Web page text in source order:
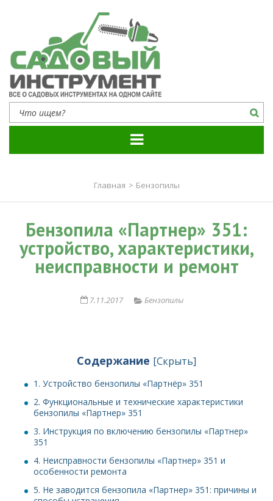
Садовый инструмент
Все о садовых инструментах на одном сайте
Главная > Бензопилы
Бензопила «Партнер» 351:
устройство, характеристики,
неисправности и ремонт
7.11.2017 Бензопилы
Содержание [Скрыть]
1. Устройство бензопилы «Партнёр» 351
2. Функциональные и технические характеристики
бензопилы «Партнер» 351
3. Инструкция по включению бензопилы «Партнер»
351
4. Неисправности бензопилы «Партнер» 351 и
особенности ремонта
5. Не заводится бензопила «Партнер» 351: причины и